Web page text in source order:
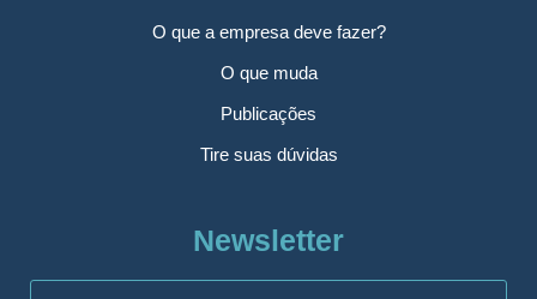
O que a empresa deve fazer?
O que muda
Publicações
Tire suas dúvidas
Newsletter